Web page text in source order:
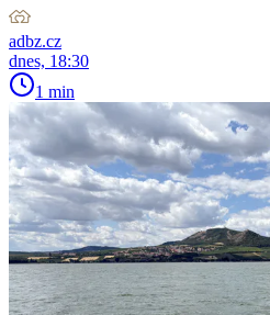
adbz.cz
dnes, 18:30
1 min